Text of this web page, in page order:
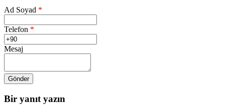
Ad Soyad *
Telefon *
Mesaj
Bir yanıt yazın